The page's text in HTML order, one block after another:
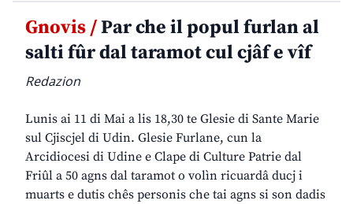
Gnovis /Par che il popul furlan al
salti fûr dal taramot cul cjâf e vîf
Redazion
Lunis ai 11 di Mai a lis 18,30 te Glesie di Sante Marie
sul Cjiscjel di Udin. Glesie Furlane, cun la
Arcidiocesi di Udine e Clape di Culture Patrie dal
Friûl a 50 agns dal taramot o volìn ricuardâ ducj i
muarts e dutis chês personis che tai agns si son dadis